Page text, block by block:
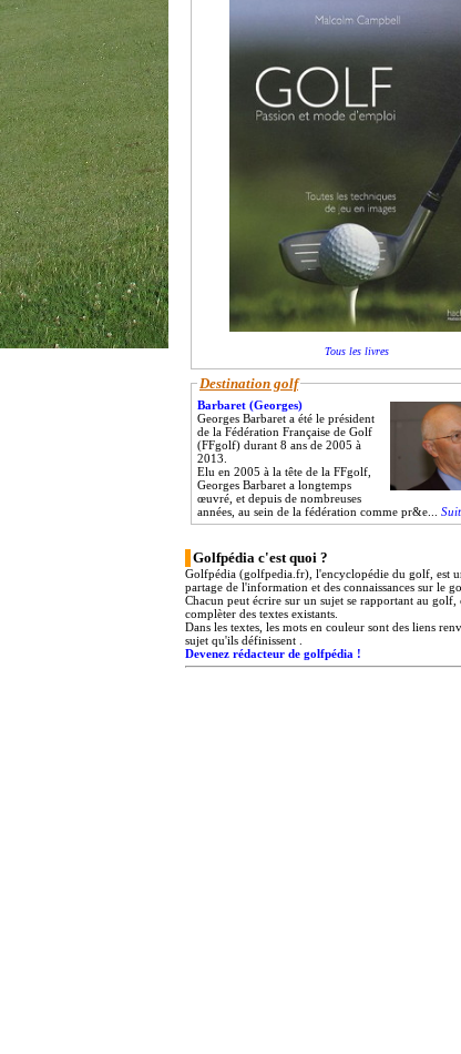
Tous les livres
Destination golf
Barbaret (Georges)
Georges Barbaret a été le président
de la Fédération Française de Golf
(FFgolf) durant 8 ans de 2005 à
2013.
Elu en 2005 à la tête de la FFgolf,
Georges Barbaret a longtemps
œuvré, et depuis de nombreuses
années, au sein de la fédération comme pr&e...
Golfpédia c'est quoi ?
Golfpédia (golfpedia.fr), l'encyclopédie du golf, est
partage de l'information et des connaissances sur le
Chacun peut écrire sur un sujet se rapportant au golf,
complèter des textes existants.
Dans les textes, les mots en couleur sont des liens
sujet qu'ils définissent .
Devenez rédacteur de golfpédia !